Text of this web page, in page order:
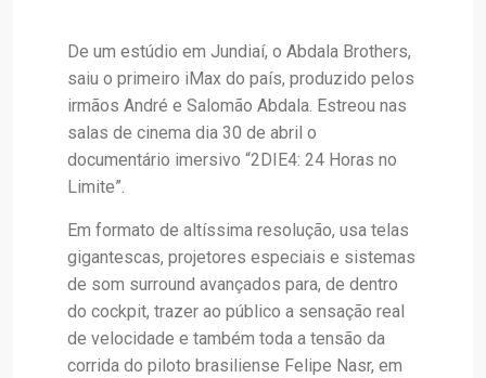
De um estúdio em Jundiaí, o Abdala Brothers,
saiu o primeiro iMax do país, produzido pelos
irmãos André e Salomão Abdala. Estreou nas
salas de cinema dia 30 de abril o
documentário imersivo “2DIE4: 24 Horas no
Limite”.
Em formato de altíssima resolução, usa telas
gigantescas, projetores especiais e sistemas
de som surround avançados para, de dentro
do cockpit, trazer ao público a sensação real
de velocidade e também toda a tensão da
corrida do piloto brasiliense Felipe Nasr, em